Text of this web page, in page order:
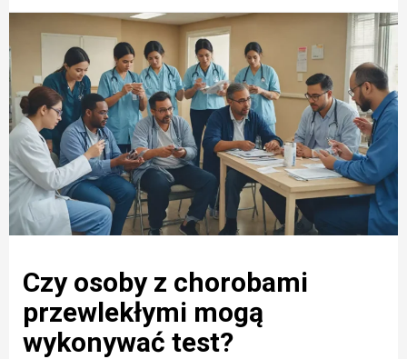
Czy osoby z chorobami
przewlekłymi mogą
wykonywać test?